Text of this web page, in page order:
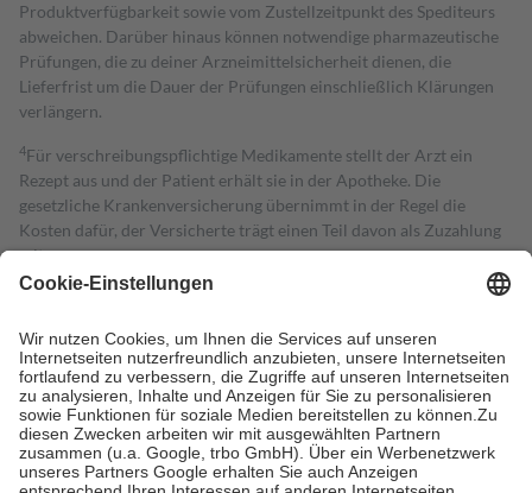
Produktverfügbarkeit sowie vom Zustellzeitpunkt des Spediteurs
abweichen. Darüber hinaus können notwendige pharmazeutische
Prüfungen, die zu deiner Arzneimittelsicherheit dienen, die
Lieferfrist um die Dauer der Prüfungen einschließlich Klärungen
verlängern.
4Für verschreibungspflichtige Medikamente stellt der Arzt ein
Rezept aus und der Patient erhält sie in der Apotheke. Die
gesetzliche Krankenversicherung übernimmt in der Regel die
Kosten dafür, der Versicherte trägt einen Teil davon als Zuzahlung
mit.
Grundsätzlich leisten Mitglieder Zuzahlungen in Höhe von zehn
höchstens zehn Euro.
Es sind jedoch nie mehr als die tatsächlichen
Kosten der Leistung zu entrichten.
Diese Regeln gelten grundsätzlich auch für Online-Apotheken.
Bei Heilmitteln und häuslicher Krankenpflege beträgt die
Zuzahlung zehn Prozent der Kosten sowie zehn Euro je
Verordnung.
Um das Engagement der Versicherten für ihre eigene Gesundheit zu